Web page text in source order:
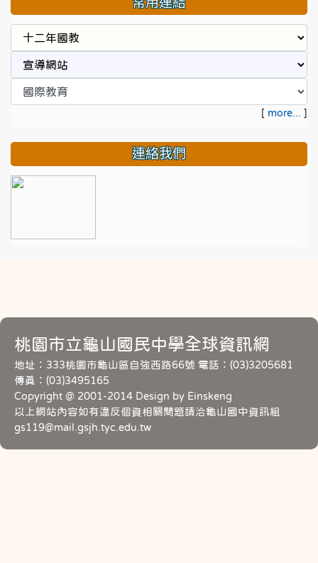
[ more... ]
連絡我們
桃園市立龜山國民中學全球資訊網
地址：333桃園市龜山區自強西路66號 電話：(03)3205681
傳真：(03)3495165
Copyright @ 2001-2014 Design by Einskeng
以上網站內容如有違反個資相關問題請洽龜山國中資訊組
gs119@mail.gsjh.tyc.edu.tw